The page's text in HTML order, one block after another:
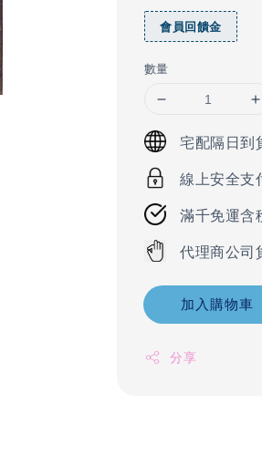
會員回饋金
數量
宅配隔日到
線上安全支
滿千免運含
代理商公司
加入購物車
分享